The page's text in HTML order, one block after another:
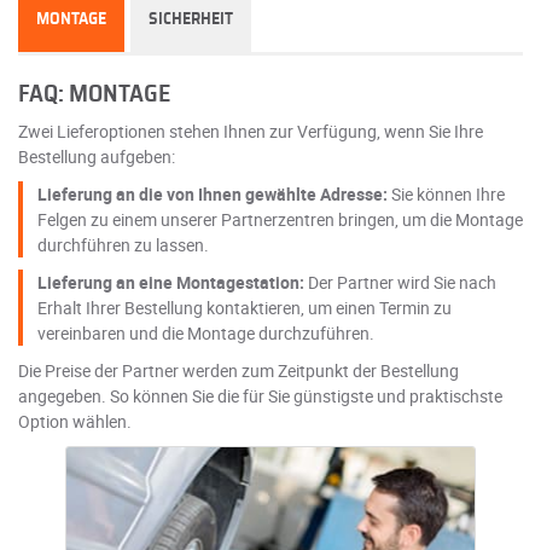
MONTAGE SICHERHEIT
FAQ: MONTAGE
Zwei Lieferoptionen stehen Ihnen zur Verfügung, wenn Sie Ihre
Bestellung aufgeben:
Lieferung an die von Ihnen gewählte Adresse: Sie können Ihre
Felgen zu einem unserer Partnerzentren bringen, um die Montage
durchführen zu lassen.
Lieferung an eine Montagestation: Der Partner wird Sie nach
Erhalt Ihrer Bestellung kontaktieren, um einen Termin zu
vereinbaren und die Montage durchzuführen.
Die Preise der Partner werden zum Zeitpunkt der Bestellung
angegeben. So können Sie die für Sie günstigste und praktischste
Option wählen.